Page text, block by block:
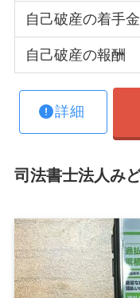
自己破産の着手金
自己破産の報酬
詳細
司法書士法人み